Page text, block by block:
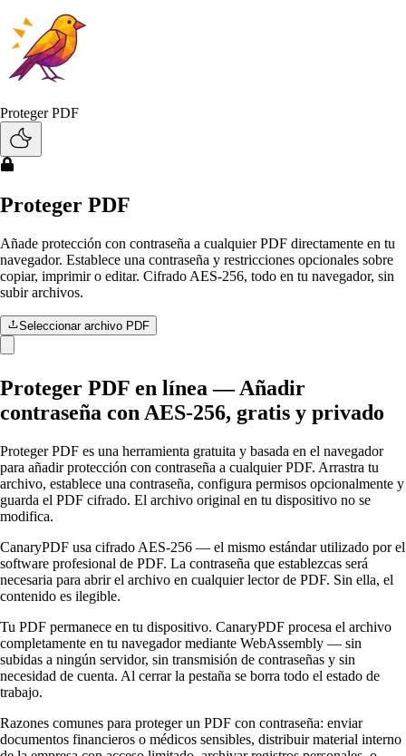
Proteger PDF
Proteger PDF
Añade protección con contraseña a cualquier PDF directamente en tu
navegador. Establece una contraseña y restricciones opcionales sobre
copiar, imprimir o editar. Cifrado AES-256, todo en tu navegador, sin
subir archivos.
Seleccionar archivo PDF
Proteger PDF en línea — Añadir
contraseña con AES-256, gratis y privado
Proteger PDF es una herramienta gratuita y basada en el navegador
para añadir protección con contraseña a cualquier PDF. Arrastra tu
archivo, establece una contraseña, configura permisos opcionalmente y
guarda el PDF cifrado. El archivo original en tu dispositivo no se
modifica.
CanaryPDF usa cifrado AES-256 — el mismo estándar utilizado por el
software profesional de PDF. La contraseña que establezcas será
necesaria para abrir el archivo en cualquier lector de PDF. Sin ella, el
contenido es ilegible.
Tu PDF permanece en tu dispositivo. CanaryPDF procesa el archivo
completamente en tu navegador mediante WebAssembly — sin
subidas a ningún servidor, sin transmisión de contraseñas y sin
necesidad de cuenta. Al cerrar la pestaña se borra todo el estado de
trabajo.
Razones comunes para proteger un PDF con contraseña: enviar
documentos financieros o médicos sensibles, distribuir material interno